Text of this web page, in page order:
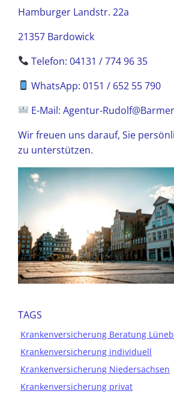
Hamburger Landstr. 22a
21357 Bardowick
Telefon: 04131 / 774 96 35
WhatsApp: 0151 / 652 55 790
E-Mail: Agentur-
Wir freuen uns darauf, Sie
zu unterstützen.
TAGS
Krankenversicherung Beratung
Krankenversicherung individuell
Krankenversicherung Niedersachsen
Krankenversicherung privat